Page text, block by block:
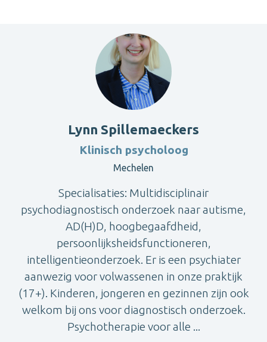
Lynn Spillemaeckers
Klinisch psycholoog
Mechelen
Specialisaties: Multidisciplinair
psychodiagnostisch onderzoek naar autisme,
AD(H)D, hoogbegaafdheid,
persoonlijksheidsfunctioneren,
intelligentieonderzoek. Er is een psychiater
aanwezig voor volwassenen in onze praktijk
(17+). Kinderen, jongeren en gezinnen zijn ook
welkom bij ons voor diagnostisch onderzoek.
Psychotherapie voor alle ...